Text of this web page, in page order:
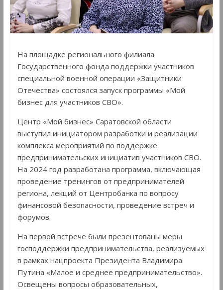
На площадке регионального филиала
Государственного фонда поддержки участников
специальной военной операции «Защитники
Отечества» состоялся запуск программы «Мой
бизнес для участников СВО».
Центр «Мой бизнес» Саратовской области
выступил инициатором разработки и реализации
комплекса мероприятий по поддержке
предпринимательских инициатив участников СВО.
На 2024 год разработана программа, включающая
проведение тренингов от предпринимателей
региона, лекций от Центробанка по вопросу
финансовой безопасности, проведение встреч и
форумов.
На первой встрече были презентованы меры
господдержки предпринимательства, реализуемых
в рамках нацпроекта Президента Владимира
Путина «Малое и среднее предпринимательство».
Освещены вопросы образовательных,